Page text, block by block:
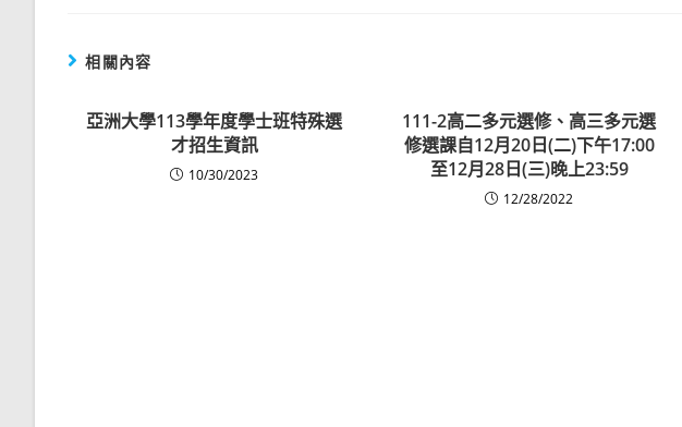
相關內容
亞洲大學113學年度學士班特殊選
才招生資訊
10/30/2023
111-2高二多元選修、高三多元選
修選課自12月20日(二)下午17:00
至12月28日(三)晚上23:59
12/28/2022